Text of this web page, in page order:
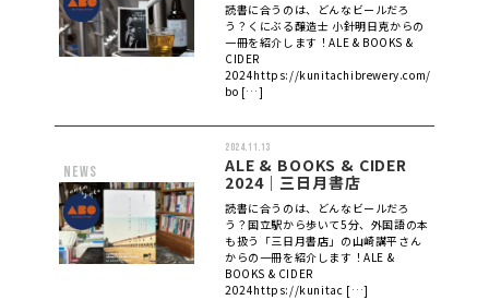
読書に合うのは、どんなビールだろ
う？くにぶる醸造士 小針明日克からの
一冊を紹介します！ALE & BOOKS &
CIDER
2024https://kunitachibrewery.com/ale-
bo […]
news
2024.11.13
ALE & BOOKS & CIDER
2024｜三日月書店
読書に合うのは、どんなビールだろ
う？国立駅から歩いて5分、外国語の本
も扱う「三日月書店」の山崎講平さん
からの一冊を紹介します！ALE &
BOOKS & CIDER
2024https://kunitac […]